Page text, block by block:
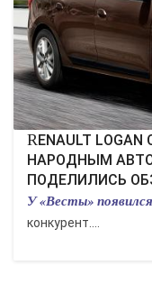
RENAULT LOGAN СТАНОВИТСЯ НОВЫМ
НАРОДНЫМ
ПОДЕЛИЛИСЬ
У «Весты»
конкурент....